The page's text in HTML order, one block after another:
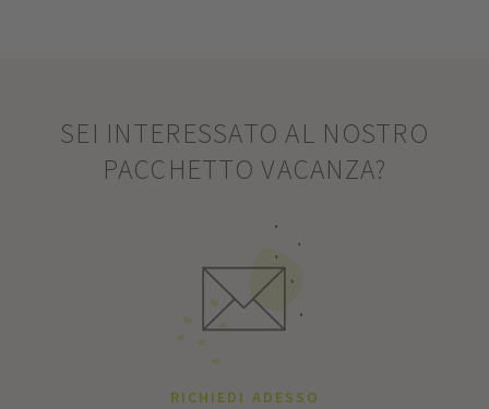
SEI INTERESSATO AL NOSTRO
PACCHETTO VACANZA?
RICHIEDI ADESSO